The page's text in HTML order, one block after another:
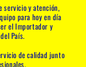
servicio y atención,
para hoy en día
el Importador y
País.
de calidad junto